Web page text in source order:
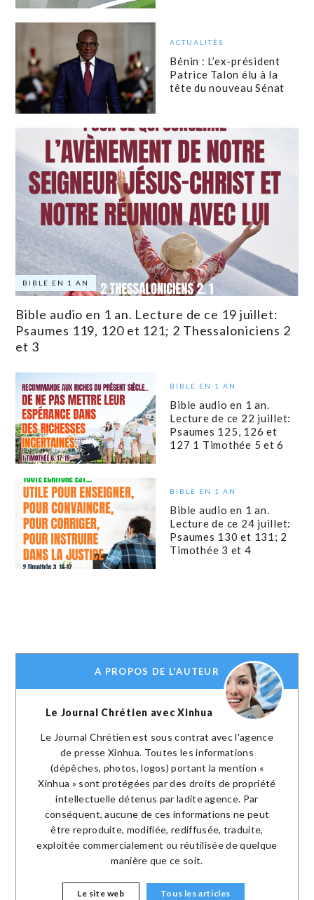
ACTUALITÉS
Bénin : L’ex-président
Patrice Talon élu à la
tête du nouveau Sénat
BIBLE EN 1 AN
Bible audio en 1 an. Lecture de ce 19 juillet:
Psaumes 119, 120 et 121; 2 Thessaloniciens 2
et 3
BIBLE EN 1 AN
Bible audio en 1 an.
Lecture de ce 22 juillet:
Psaumes 125, 126 et
127 1 Timothée 5 et 6
BIBLE EN 1 AN
Bible audio en 1 an.
Lecture de ce 24 juillet:
Psaumes 130 et 131; 2
Timothée 3 et 4
A PROPOS DE L'AUTEUR
Le Journal Chrétien avec Xinhua
Le Journal Chrétien est sous contrat avec l'agence
de presse Xinhua. Toutes les informations
(dépêches, photos, logos) portant la mention «
Xinhua » sont protégées par des droits de propriété
intellectuelle détenus par ladite agence. Par
conséquent, aucune de ces informations ne peut
être reproduite, modifiée, rediffusée, traduite,
exploitée commercialement ou réutilisée de quelque
manière que ce soit.
Le site web Tous les articles